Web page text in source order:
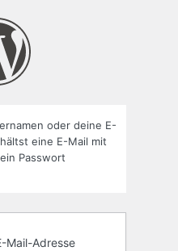
oder deine E-
eine E-Mail mit
Passwort
Mail-Adresse